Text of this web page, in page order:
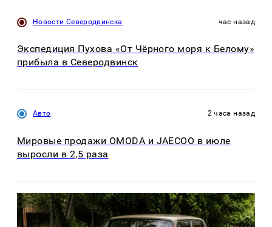
Новости Северодвинска час назад
Экспедиция Пухова «От Чёрного моря к Белому»
прибыла в Северодвинск
Авто 2 часа назад
Мировые продажи OMODA и JAECOO в июле
выросли в 2,5 раза